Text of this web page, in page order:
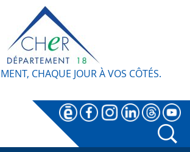
CHAQUE JOUR À VOS CÔTÉS.